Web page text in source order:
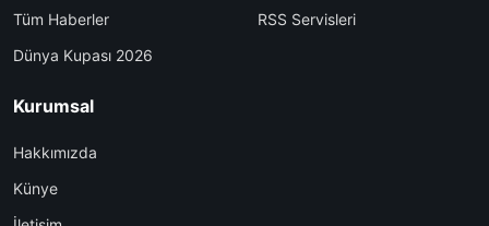
Tüm Haberler
Dünya Kupası 2026
RSS Servisleri
Kurumsal
Hakkımızda
Künye